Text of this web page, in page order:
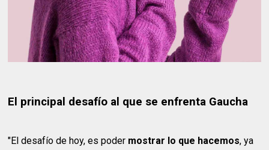
El principal desafío al que se enfrenta Gaucha
"El desafío de hoy, es poder mostrar lo que hacemos, ya